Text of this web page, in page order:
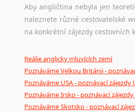
Aby angličtina nebyla jen
naleznete různé cestovatelské
na konkrétní zájezdy cestovních
Reálie anglicky mluvících zemí
Poznáváme Velkou Británii -
Poznáváme USA - poznávací zájezdy
Poznáváme Irsko - poznávací
Poznáváme Skotsko - poznávací